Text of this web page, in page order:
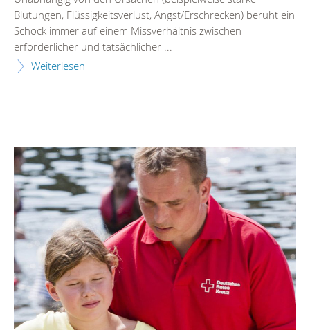
Blutungen, Flüssigkeitsverlust, Angst/Erschrecken) beruht ein
Schock immer auf einem Missverhältnis zwischen
erforderlicher und tatsächlicher ...
Weiterlesen